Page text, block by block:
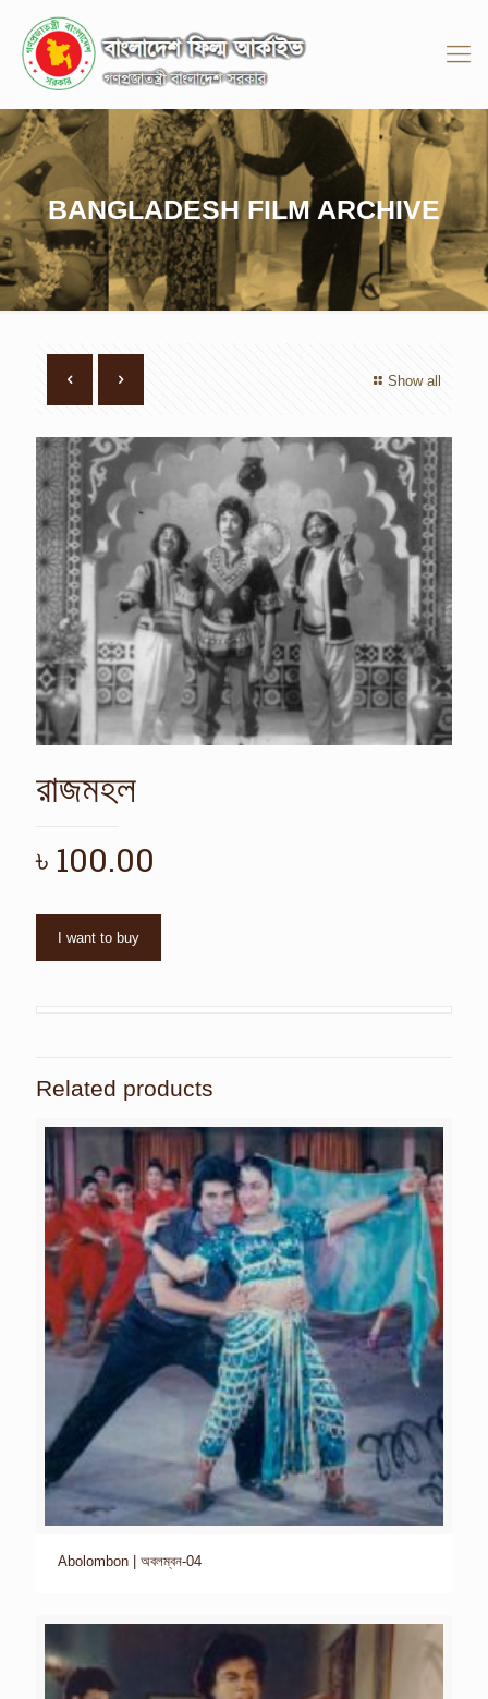
BANGLADESH FILM ARCHIVE
Show all
রাজমহল
৳ 100.00
I want to buy
Related products
Abolombon | অবলম্বন-04